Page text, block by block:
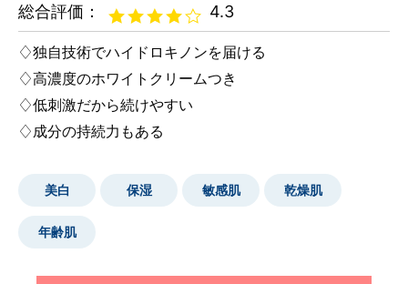
総合評価： 4.3
独自技術でハイドロキノンを届ける
高濃度のホワイトクリームつき
低刺激だから続けやすい
成分の持続力もある
美白 保湿 敏感肌 乾燥肌
年齢肌